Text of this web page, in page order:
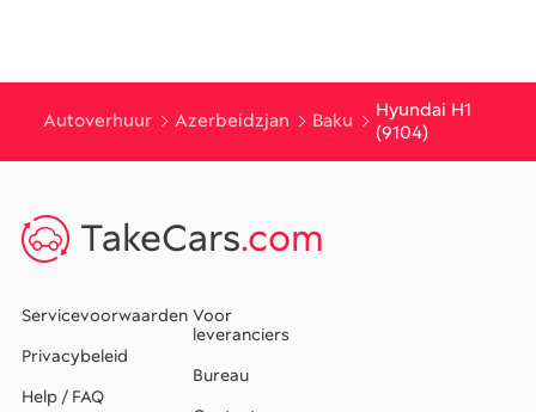
Autoverhuur Azerbeidzjan Baku
Hyundai H1
(9104)
TakeCars.com
Servicevoorwaarden
Privacybeleid
Help / FAQ
Voor
leveranciers
Bureau